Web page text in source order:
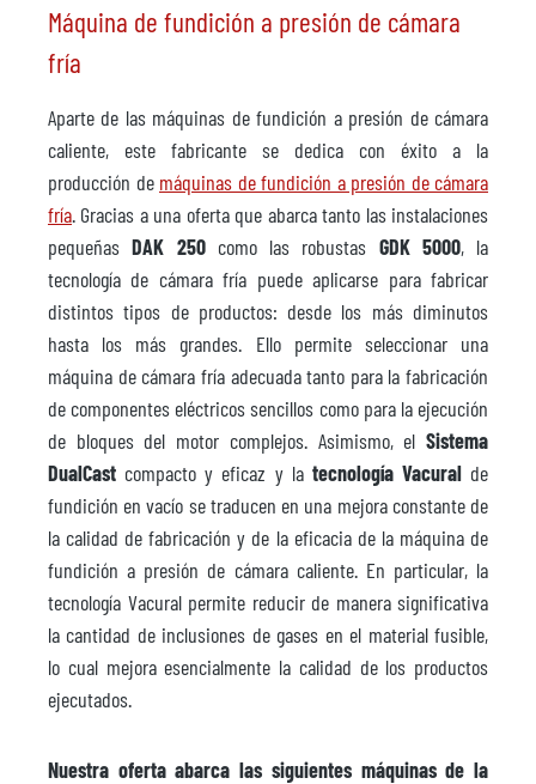
Máquina de fundición a presión de cámara
fría
Aparte de las máquinas de fundición a presión de cámara
caliente, este fabricante se dedica con éxito a la
producción de máquinas de fundición a presión de cámara
fría. Gracias a una oferta que abarca tanto las instalaciones
pequeñasDAK 250como las robustas GDK 5000, la
tecnología de cámara fría puede aplicarse para fabricar
distintos tipos de productos: desde los más diminutos
hasta los más grandes. Ello permite seleccionar una
máquina de cámara fría adecuada tanto para la fabricación
de componentes eléctricos sencillos como para la ejecución
de bloques del motor complejos. Asimismo, el Sistema
DualCast compacto y eficaz y la tecnología Vacuralde
fundición en vacío se traducen en una mejora constante de
la calidad de fabricación y de la eficacia de la máquina de
fundición a presión de cámara caliente. En particular, la
tecnología Vacural permite reducir de manera significativa
la cantidad de inclusiones de gases en el material fusible,
lo cual mejora esencialmente la calidad de los productos
ejecutados.
Nuestra oferta abarca las siguientes máquinas de la